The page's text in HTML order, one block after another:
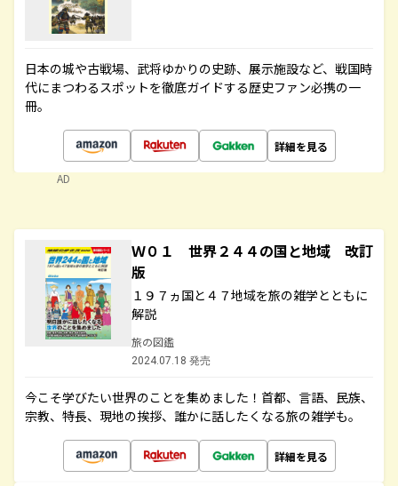
日本の城や古戦場、武将ゆかりの史跡、展示施設など、戦国時
代にまつわるスポットを徹底ガイドする歴史ファン必携の一
冊。
詳細を見る
AD
Ｗ０１ 世界２４４の国と地域 改訂
版
１９７ヵ国と４７地域を旅の雑学とともに
解説
旅の図鑑
2024.07.18 発売
今こそ学びたい世界のことを集めました！首都、言語、民族、
宗教、特長、現地の挨拶、誰かに話したくなる旅の雑学も。
詳細を見る